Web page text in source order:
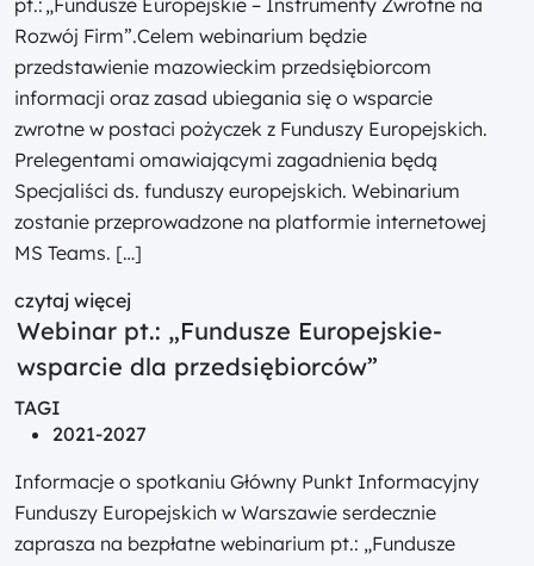
pt.: „Fundusze Europejskie – Instrumenty Zwrotne na
Rozwój Firm”.Celem webinarium będzie
przedstawienie mazowieckim przedsiębiorcom
informacji oraz zasad ubiegania się o wsparcie
zwrotne w postaci pożyczek z Funduszy Europejskich.
Prelegentami omawiającymi zagadnienia będą
Specjaliści ds. funduszy europejskich. Webinarium
zostanie przeprowadzone na platformie internetowej
MS Teams. […]
czytaj więcej
Webinar pt.: „Fundusze Europejskie-
wsparcie dla przedsiębiorców”
TAGI
2021-2027
Informacje o spotkaniu Główny Punkt Informacyjny
Funduszy Europejskich w Warszawie serdecznie
zaprasza na bezpłatne webinarium pt.: „Fundusze